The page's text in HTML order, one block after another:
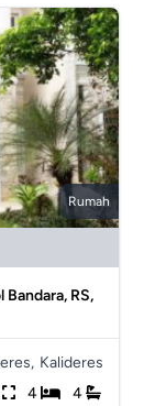
Rumah
RS,
Kalideres
4 4